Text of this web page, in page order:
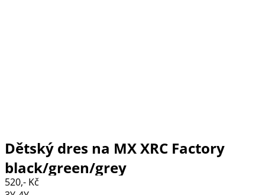
Dětský dres na MX XRC Factory
black/green/grey
520,- Kč